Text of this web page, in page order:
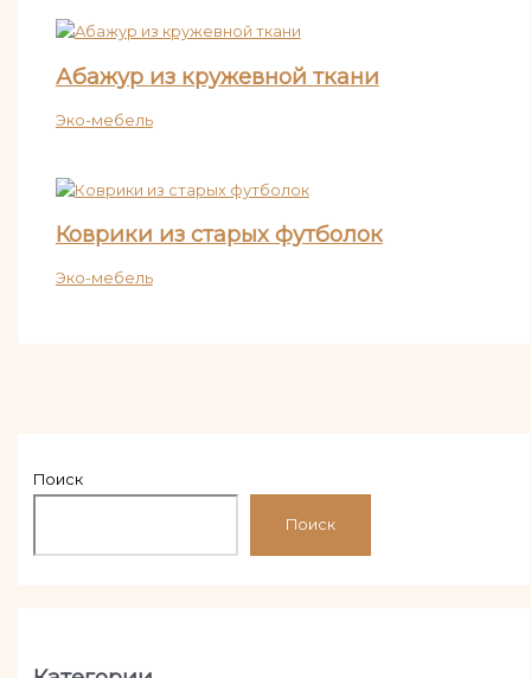
Поиск
Поиск
Абажур из кружевной ткани
Эко-мебель
Коврики из старых футболок
Эко-мебель